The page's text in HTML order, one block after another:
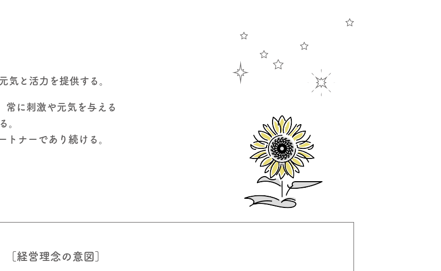
気と活力を提供する。
常に刺激や元気を与える
。
トナーであり続ける。
［経営理念の意図］